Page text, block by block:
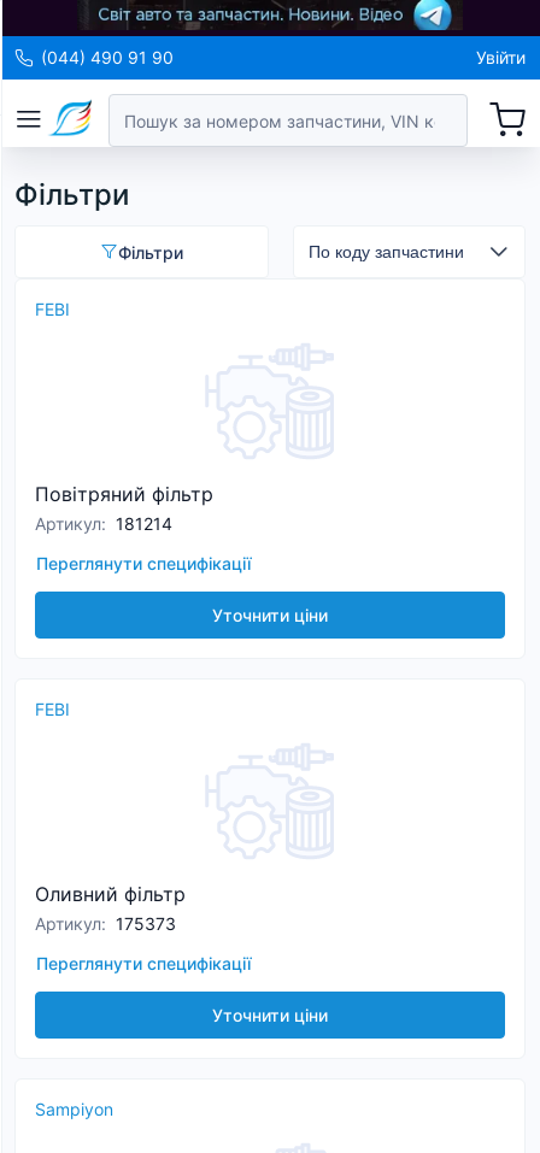
(044) 490 91 90 Увійти
Фільтри
Фільтри
FEBI
Повітряний фільтр
Артикул: 181214
Переглянути специфікації
Уточнити ціни
FEBI
Оливний фільтр
Артикул: 175373
Переглянути специфікації
Уточнити ціни
Sampiyon